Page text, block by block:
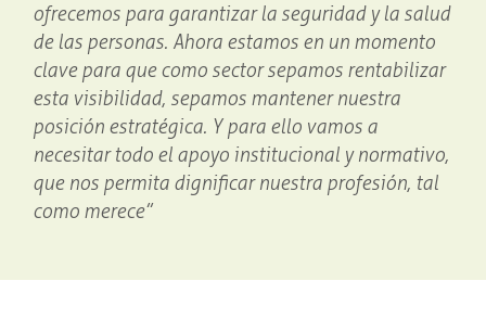
ofrecemos para garantizar la seguridad y la salud
de las personas. Ahora estamos en un momento
clave para que como sector sepamos rentabilizar
esta visibilidad, sepamos mantener nuestra
posición estratégica. Y para ello vamos a
necesitar todo el apoyo institucional y normativo,
que nos permita dignificar nuestra profesión, tal
como merece”